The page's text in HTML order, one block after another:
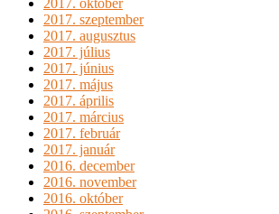
2017. október
2017. szeptember
2017. augusztus
2017. július
2017. június
2017. május
2017. április
2017. március
2017. február
2017. január
2016. december
2016. november
2016. október